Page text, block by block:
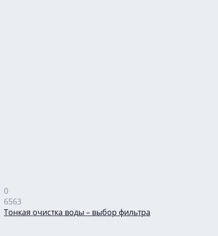
0
6563
Тонкая очистка воды – выбор фильтра